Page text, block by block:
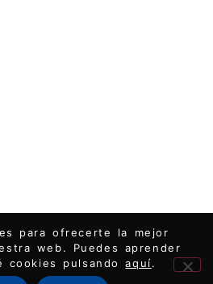
para ofrecerte la mejor
web. Puedes aprender
cookies pulsandoaquí.